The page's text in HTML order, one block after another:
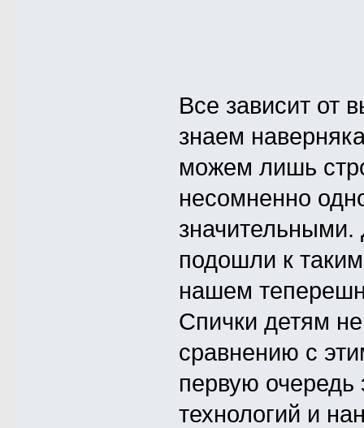
Все зависит от
знаем
можем лишь
несомненно
подошли к
нашем
Спички детям
сравнению с
первую очередь
технологий и